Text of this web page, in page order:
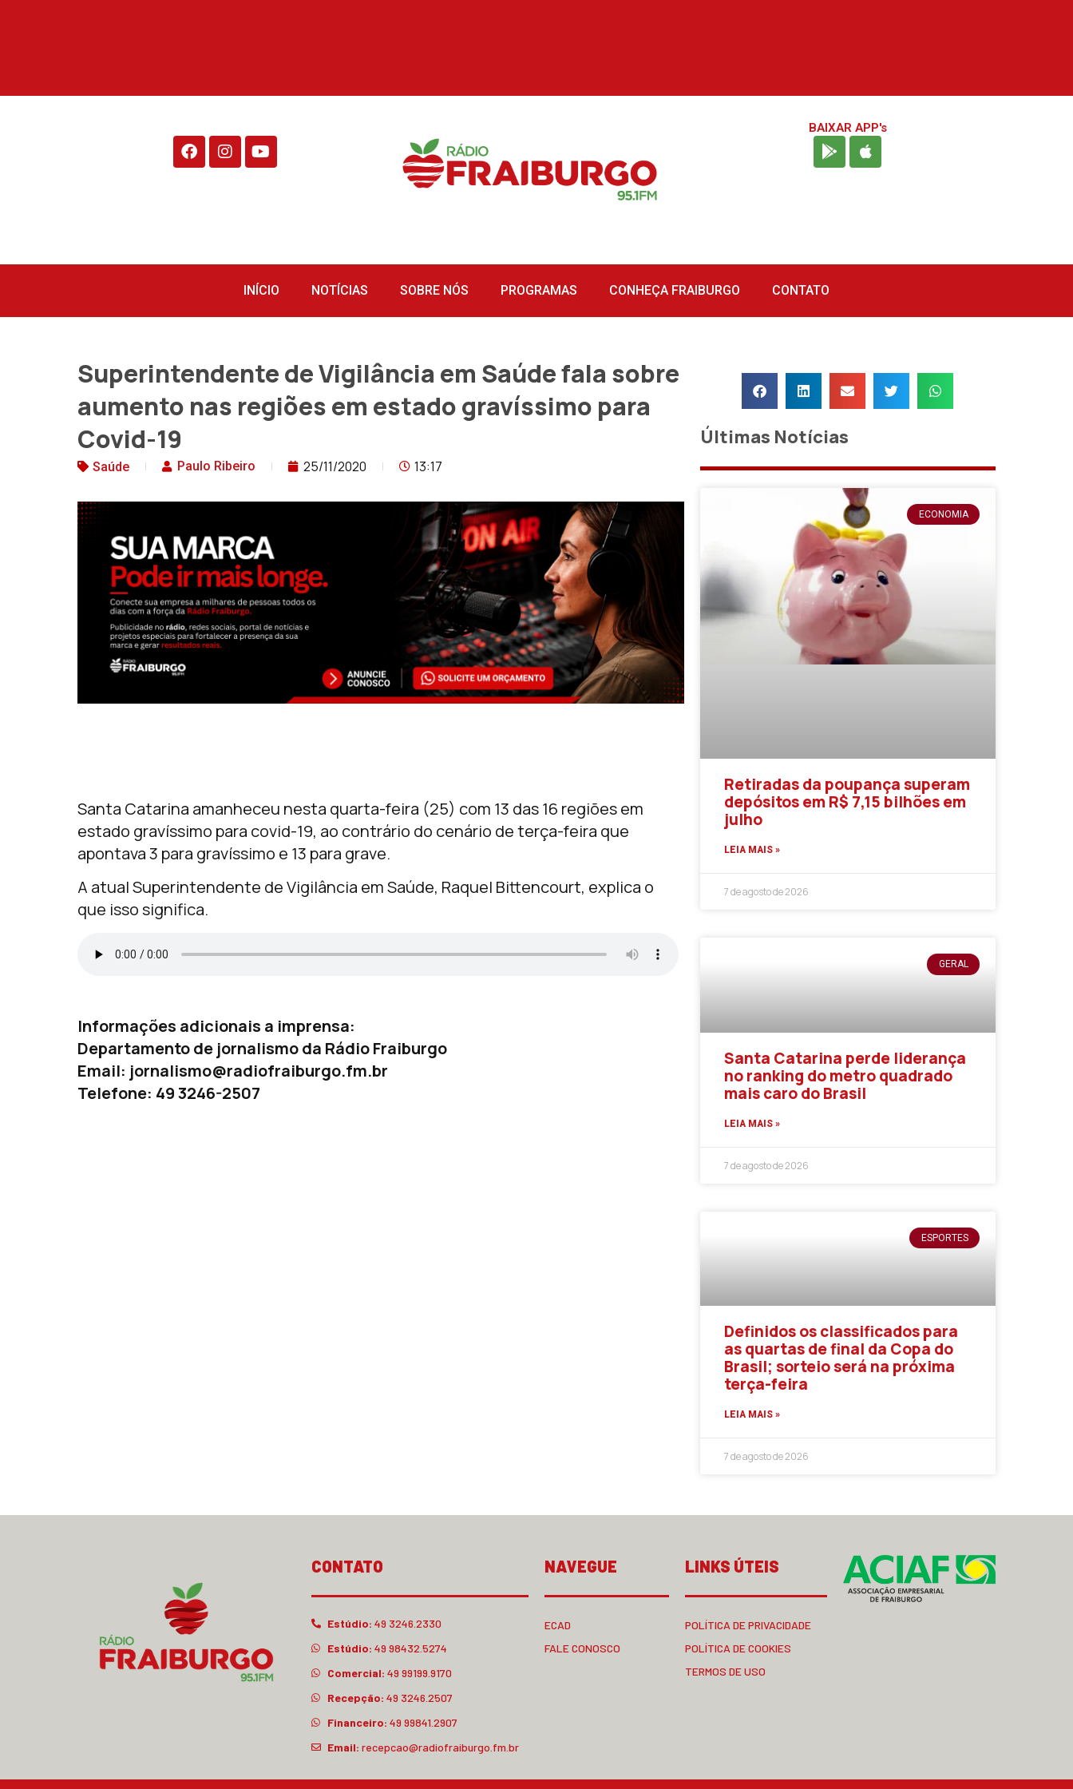
BAIXAR APP's
INÍCIO NOTÍCIAS SOBRE NÓS PROGRAMAS CONHEÇA FRAIBURGO CONTATO
Superintendente de Vigilância em Saúde fala sobre
aumento nas regiões em estado gravíssimo para
Covid-19
Saúde Paulo Ribeiro 25/11/2020 13:17
Santa Catarina amanheceu nesta quarta-feira (25) com 13 das 16 regiões em
estado gravíssimo para covid-19, ao contrário do cenário de terça-feira que
apontava 3 para gravíssimo e 13 para grave.
A atual Superintendente de Vigilância em Saúde, Raquel Bittencourt, explica o
que isso significa.
Informações adicionais a imprensa:
Departamento de jornalismo da Rádio Fraiburgo
Email: jornalismo@radiofraiburgo.fm.br
Telefone: 49 3246-2507
Últimas Notícias
ECONOMIA
Retiradas da poupança superam
depósitos em R$ 7,15 bilhões em
julho
LEIA MAIS »
7 de agosto de 2026
GERAL
Santa Catarina perde liderança
no ranking do metro quadrado
mais caro do Brasil
LEIA MAIS »
7 de agosto de 2026
ESPORTES
Definidos os classificados para
as quartas de final da Copa do
Brasil; sorteio será na próxima
terça-feira
LEIA MAIS »
7 de agosto de 2026
CONTATO
Estúdio: 49 3246.2330
Estúdio: 49 98432.5274
Comercial: 49 99199.9170
Recepção: 49 3246.2507
Financeiro: 49 99841.2907
Email: recepcao@radiofraiburgo.fm.br
NAVEGUE
ECAD
FALE CONOSCO
LINKS ÚTEIS
POLÍTICA DE PRIVACIDADE
POLÍTICA DE COOKIES
TERMOS DE USO